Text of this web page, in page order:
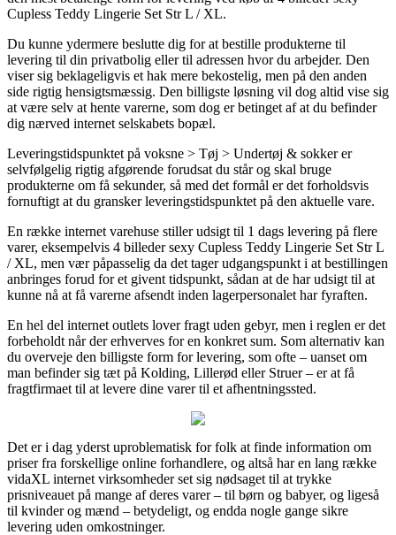
Cupless Teddy Lingerie Set Str L / XL.
Du kunne ydermere beslutte dig for at bestille produkterne til
levering til din privatbolig eller til adressen hvor du arbejder. Den
viser sig beklageligvis et hak mere bekostelig, men på den anden
side rigtig hensigtsmæssig. Den billigste løsning vil dog altid vise sig
at være selv at hente varerne, som dog er betinget af at du befinder
dig nærved internet selskabets bopæl.
Leveringstidspunktet på voksne > Tøj > Undertøj & sokker er
selvfølgelig rigtig afgørende forudsat du står og skal bruge
produkterne om få sekunder, så med det formål er det forholdsvis
fornuftigt at du gransker leveringstidspunktet på den aktuelle vare.
En række internet varehuse stiller udsigt til 1 dags levering på flere
varer, eksempelvis 4 billeder sexy Cupless Teddy Lingerie Set Str L
/ XL, men vær påpasselig da det tager udgangspunkt i at bestillingen
anbringes forud for et givent tidspunkt, sådan at de har udsigt til at
kunne nå at få varerne afsendt inden lagerpersonalet har fyraften.
En hel del internet outlets lover fragt uden gebyr, men i reglen er det
forbeholdt når der erhverves for en konkret sum. Som alternativ kan
du overveje den billigste form for levering, som ofte – uanset om
man befinder sig tæt på Kolding, Lillerød eller Struer – er at få
fragtfirmaet til at levere dine varer til et afhentningssted.
Det er i dag yderst uproblematisk for folk at finde information om
priser fra forskellige online forhandlere, og altså har en lang række
vidaXL internet virksomheder set sig nødsaget til at trykke
prisniveauet på mange af deres varer – til børn og babyer, og ligeså
til kvinder og mænd – betydeligt, og endda nogle gange sikre
levering uden omkostninger.